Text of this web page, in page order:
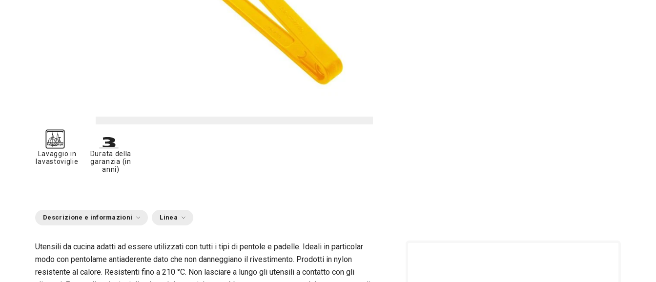
Lavaggio in
lavastoviglie
Durata della
garanzia (in
anni)
Descrizione e informazioni Linea
Utensili da cucina adatti ad essere utilizzati con tutti i tipi di pentole e padelle. Ideali in particolar
modo con pentolame antiaderente dato che non danneggiano il rivestimento. Prodotti in nylon
resistente al calore. Resistenti fino a 210 °C. Non lasciare a lungo gli utensili a contatto con gli